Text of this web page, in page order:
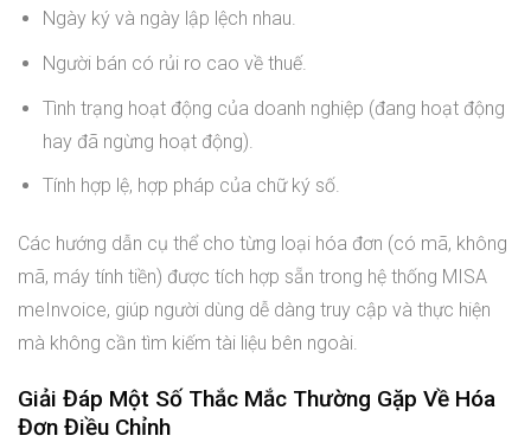
Ngày ký và ngày lập lệch nhau.
Người bán có rủi ro cao về thuế.
Tình trạng hoạt động của doanh nghiệp (đang hoạt động
hay đã ngừng hoạt động).
Tính hợp lệ, hợp pháp của chữ ký số.
Các hướng dẫn cụ thể cho từng loại hóa đơn (có mã, không
mã, máy tính tiền) được tích hợp sẵn trong hệ thống MISA
meInvoice, giúp người dùng dễ dàng truy cập và thực hiện
mà không cần tìm kiếm tài liệu bên ngoài.
Giải Đáp Một Số Thắc Mắc Thường Gặp Về Hóa
Đơn Điều Chỉnh